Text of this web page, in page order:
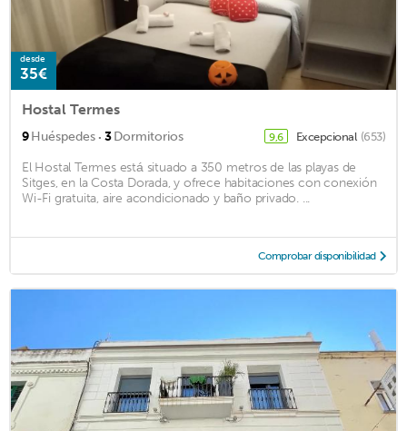
desde
35€
Hostal Termes
9Huéspedes · 3Dormitorios 9,6 Excepcional (653)
El Hostal Termes está situado a 350 metros de las playas de
Sitges, en la Costa Dorada, y ofrece habitaciones con conexión
Wi-Fi gratuita, aire acondicionado y baño privado. ...
Comprobar disponibilidad